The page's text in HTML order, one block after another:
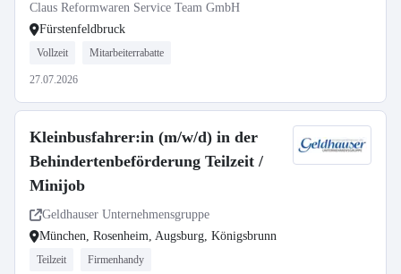
Claus Reformwaren Service Team GmbH
Fürstenfeldbruck
Vollzeit Mitarbeiterrabatte
27.07.2026
Kleinbusfahrer:in (m/w/d) in der
Behindertenbeförderung Teilzeit /
Minijob
Geldhauser Unternehmensgruppe
München, Rosenheim, Augsburg, Königsbrunn
Teilzeit Firmenhandy